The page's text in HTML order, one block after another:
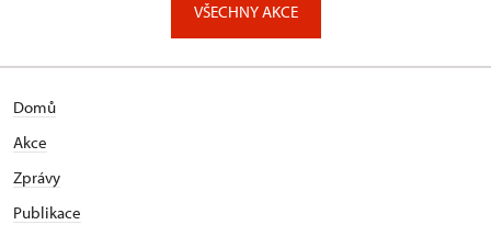
VŠECHNY AKCE
Domů
Akce
Zprávy
Publikace